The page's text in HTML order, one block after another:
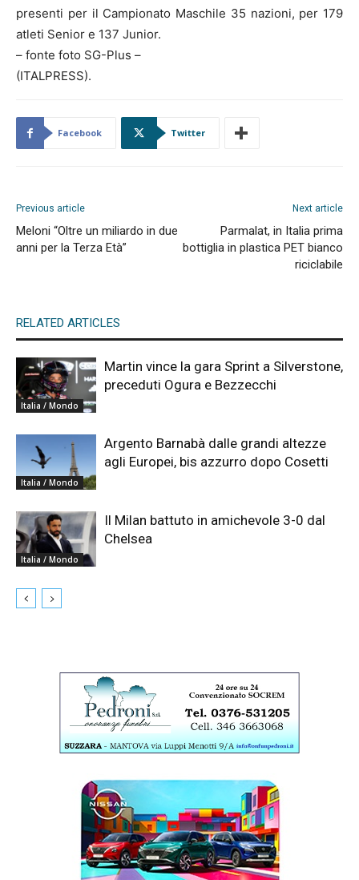
presenti per il Campionato Maschile 35 nazioni, per 179
atleti Senior e 137 Junior.
– fonte foto SG-Plus –
(ITALPRESS).
Facebook Twitter
Previous article
Meloni “Oltre un miliardo in due
anni per la Terza Età”
Next article
Parmalat, in Italia prima
bottiglia in plastica PET bianco
riciclabile
RELATED ARTICLES
Italia / Mondo
Martin vince la gara Sprint a Silverstone,
preceduti Ogura e Bezzecchi
Italia / Mondo
Argento Barnabà dalle grandi altezze
agli Europei, bis azzurro dopo Cosetti
Italia / Mondo
Il Milan battuto in amichevole 3-0 dal
Chelsea